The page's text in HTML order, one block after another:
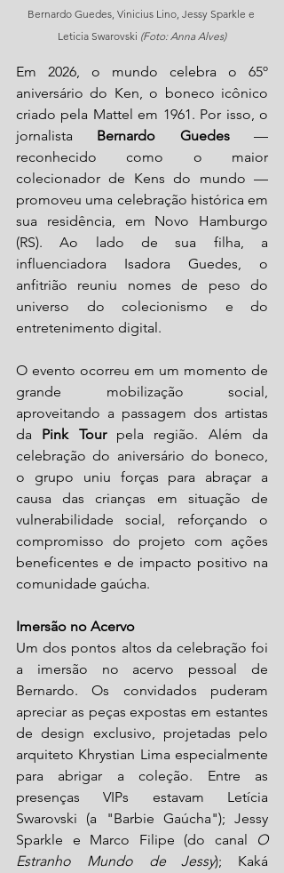
Bernardo Guedes, Vinicius Lino, Jessy Sparkle e
Leticia Swarovski (Foto: Anna Alves)
Em 2026, o mundo celebra o 65º
aniversário do Ken, o boneco icônico
criado pela Mattel em 1961. Por isso, o
jornalista Bernardo Guedes —
reconhecido como o maior
colecionador de Kens do mundo —
promoveu uma celebração histórica em
sua residência, em Novo Hamburgo
(RS). Ao lado de sua filha, a
influenciadora Isadora Guedes, o
anfitrião reuniu nomes de peso do
universo do colecionismo e do
entretenimento digital.
O evento ocorreu em um momento de
grande mobilização social,
aproveitando a passagem dos artistas
da Pink Tour pela região. Além da
celebração do aniversário do boneco,
o grupo uniu forças para abraçar a
causa das crianças em situação de
vulnerabilidade social, reforçando o
compromisso do projeto com ações
beneficentes e de impacto positivo na
comunidade gaúcha.
Imersão no Acervo
Um dos pontos altos da celebração foi
a imersão no acervo pessoal de
Bernardo. Os convidados puderam
apreciar as peças expostas em estantes
de design exclusivo, projetadas pelo
arquiteto Khrystian Lima especialmente
para abrigar a coleção. Entre as
presenças VIPs estavam Letícia
Swarovski (a "Barbie Gaúcha"); Jessy
Sparkle e Marco Filipe (do canal
O
Estranho Mundo de Jessy); Kaká